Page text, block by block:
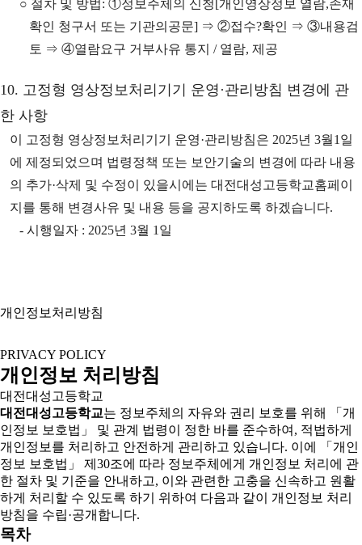
○ 절차 및 방법: ①정보주체의 신청[개인영상정보 열람,존재
확인 청구서 또는 기관의공문] ⇒ ②접수?확인 ⇒ ③내용검
토 ⇒ ④열람요구 거부사유 통지 / 열람, 제공
10. 고정형 영상정보처리기기 운영·관리방침 변경에 관
한 사항
이 고정형 영상정보처리기기 운영·관리방침은 2025년 3월1일
에 제정되었으며 법령정책 또는 보안기술의 변경에 따라 내용
의 추가·삭제 및 수정이 있을시에는 대전대성고등학교홈페이
지를 통해 변경사유 및 내용 등을 공지하도록 하겠습니다.
- 시행일자 : 2025년 3월 1일
개인정보처리방침
PRIVACY POLICY
개인정보 처리방침
대전대성고등학교
대전대성고등학교는 정보주체의 자유와 권리 보호를 위해 「개
인정보 보호법」 및 관계 법령이 정한 바를 준수하여, 적법하게
개인정보를 처리하고 안전하게 관리하고 있습니다. 이에 「개인
정보 보호법」 제30조에 따라 정보주체에게 개인정보 처리에 관
한 절차 및 기준을 안내하고, 이와 관련한 고충을 신속하고 원활
하게 처리할 수 있도록 하기 위하여 다음과 같이 개인정보 처리
방침을 수립·공개합니다.
목차